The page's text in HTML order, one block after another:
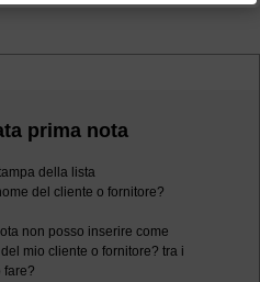
prima nota
della lista
del cliente o fornitore?
non posso inserire come
mio cliente o fornitore? tra i
fare?